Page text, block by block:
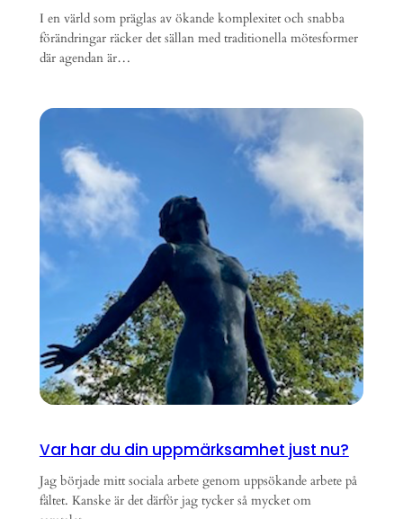
I en värld som präglas av ökande komplexitet och snabba
förändringar räcker det sällan med traditionella mötesformer
där agendan är…
Var har du din uppmärksamhet just nu?
Jag började mitt sociala arbete genom uppsökande arbete på
fältet. Kanske är det därför jag tycker så mycket om